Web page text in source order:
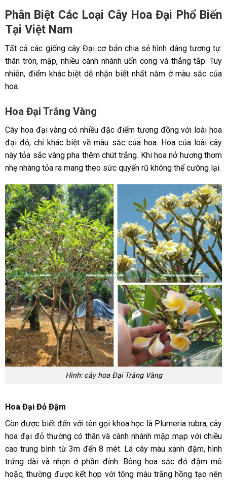
Phân Biệt Các Loại Cây Hoa Đại Phổ Biến
Tại Việt Nam
Tất cả các giống cây Đại cơ bản chia sẻ hình dáng tương tự:
thân tròn, mập, nhiều cành nhánh uốn cong và thẳng tắp. Tuy
nhiên, điểm khác biệt dễ nhận biết nhất nằm ở màu sắc của
hoa.
Hoa Đại Trắng Vàng
Cây hoa đại vàng có nhiều đặc điểm tương đồng với loài hoa
đại đỏ, chỉ khác biệt về màu sắc của hoa. Hoa của loài cây
này tỏa sắc vàng pha thêm chút trắng. Khi hoa nở hương thơm
nhẹ nhàng tỏa ra mang theo sức quyến rũ không thể cưỡng lại.
Hình: cây hoa Đại Trắng Vàng
Hoa Đại Đỏ Đậm
Còn được biết đến với tên gọi khoa học là Plumeria rubra, cây
hoa đại đỏ thường có thân và cành nhánh mập mạp với chiều
cao trung bình từ 3m đến 8 mét. Lá cây màu xanh đậm, hình
trứng dài và nhọn ở phần đỉnh. Bông hoa sắc đỏ đậm mê
hoặc, thường được kết hợp với tông màu trắng hồng tạo nên